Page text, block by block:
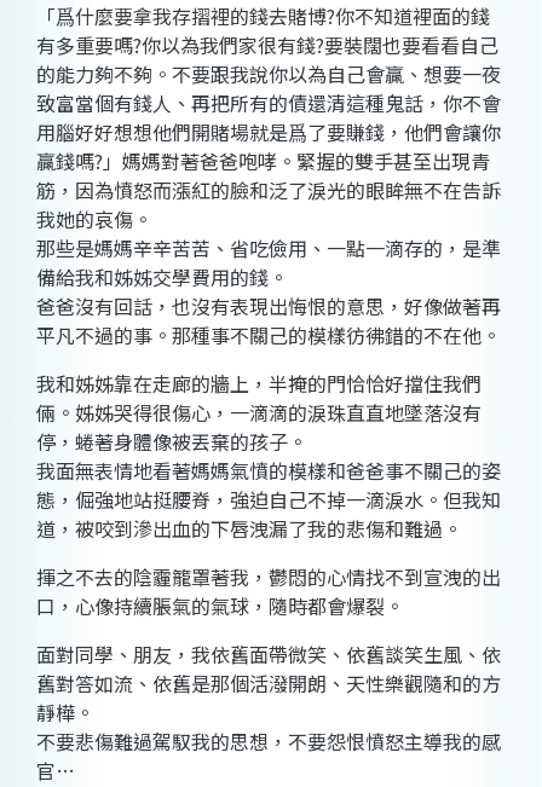
「爲什麼要拿我存摺裡的錢去賭博?你不知道裡面的錢
有多重要嗎?你以為我們家很有錢?要裝闊也要看看自己
的能力夠不夠。不要跟我說你以為自己會贏、想要一夜
致富當個有錢人、再把所有的債還清這種鬼話，你不會
用腦好好想想他們開賭場就是爲了要賺錢，他們會讓你
贏錢嗎?」媽媽對著爸爸咆哮。緊握的雙手甚至出現青
筋，因為憤怒而漲紅的臉和泛了淚光的眼眸無不在告訴
我她的哀傷。
那些是媽媽辛辛苦苦、省吃儉用、一點一滴存的，是準
備給我和姊姊交學費用的錢。
爸爸沒有回話，也沒有表現出悔恨的意思，好像做著再
平凡不過的事。那種事不關己的模樣彷彿錯的不在他。
我和姊姊靠在走廊的牆上，半掩的門恰恰好擋住我們
倆。姊姊哭得很傷心，一滴滴的淚珠直直地墜落沒有
停，蜷著身體像被丟棄的孩子。
我面無表情地看著媽媽氣憤的模樣和爸爸事不關己的姿
態，倔強地站挺腰脊，強迫自己不掉一滴淚水。但我知
道，被咬到滲出血的下唇洩漏了我的悲傷和難過。
揮之不去的陰霾籠罩著我，鬱悶的心情找不到宣洩的出
口，心像持續脹氣的氣球，隨時都會爆裂。
面對同學、朋友，我依舊面帶微笑、依舊談笑生風、依
舊對答如流、依舊是那個活潑開朗、天性樂觀隨和的方
靜樺。
不要悲傷難過駕馭我的思想，不要怨恨憤怒主導我的感
官…